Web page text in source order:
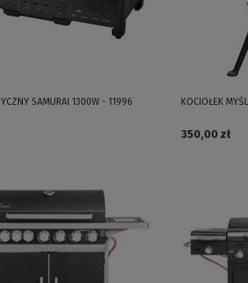
SAMURAI 1300W - 11996 KOCIOŁEK
350,00 zł